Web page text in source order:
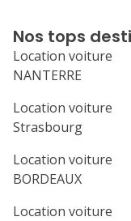
Nos tops
Location voiture
NANTERRE
Location voiture
Strasbourg
Location voiture
BORDEAUX
Location voiture